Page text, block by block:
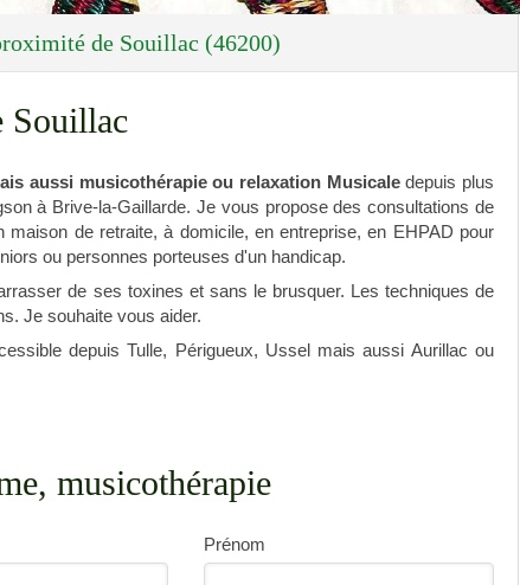
de Souillac (46200)
Souillac
aussi musicothérapie ou relaxation Musicaledepuis plus
à Brive-la-Gaillarde. Je vous propose des consultations de
de retraite, à domicile, en entreprise, en EHPAD pour
ou personnes porteuses d'un handicap.
de ses toxines et sans le brusquer. Les techniques de
Je souhaite vous aider.
depuis Tulle, Périgueux, Ussel mais aussi Aurillac ou
musicothérapie
Prénom